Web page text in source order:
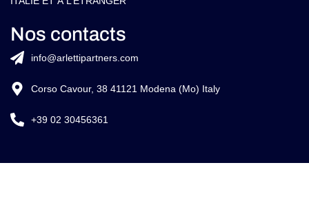
Nos contacts
info@arlettipartners.com
Corso Cavour, 38 41121 Modena (Mo) Italy
+39 02 30456361